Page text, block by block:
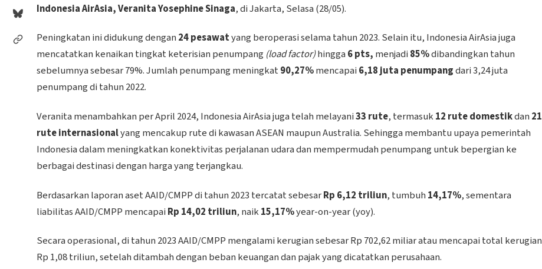
Indonesia AirAsia, Veranita Yosephine Sinaga, di Jakarta, Selasa (28/05).
Peningkatan ini didukung dengan 24 pesawatyang beroperasi selama tahun 2023. Selain itu, Indonesia AirAsia juga
mencatatkan kenaikan tingkat keterisian penumpang (load factor)hingga 6 pts, menjadi 85%dibandingkan tahun
sebelumnya sebesar 79%. Jumlah penumpang meningkat 90,27%mencapai 6,18 juta penumpangdari 3,24 juta
penumpang di tahun 2022.
Veranita menambahkan per April 2024, Indonesia AirAsia juga telah melayani33 rute, termasuk12 rute domestikdan 21
rute internasionalyang mencakup rute di kawasan ASEAN maupun Australia. Sehingga membantu upaya pemerintah
Indonesia dalam meningkatkan konektivitas perjalanan udara dan mempermudah penumpang untuk bepergian ke
berbagai destinasi dengan harga yang terjangkau.
Berdasarkan laporan aset AAID/CMPP di tahun 2023 tercatat sebesarRp 6,12 triliun, tumbuh 14,17%, sementara
liabilitas AAID/CMPP mencapai Rp 14,02 triliun, naik15,17%year-on-year (yoy).
Secara operasional, di tahun 2023 AAID/CMPP mengalami kerugian sebesar Rp 702,62 miliar atau mencapai total kerugian
Rp 1,08 triliun, setelah ditambah dengan beban keuangan dan pajak yang dicatatkan perusahaan.